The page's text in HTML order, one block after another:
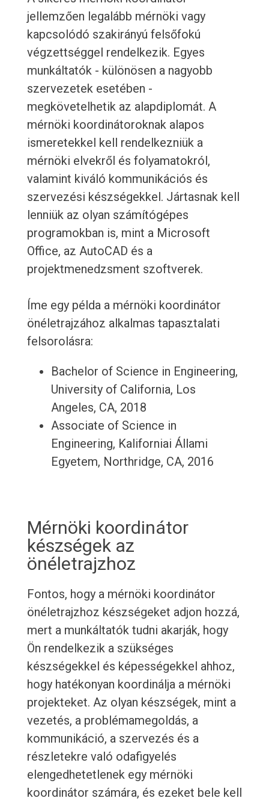
jellemzően legalább mérnöki vagy
kapcsolódó szakirányú felsőfokú
végzettséggel rendelkezik. Egyes
munkáltatók - különösen a nagyobb
szervezetek esetében -
megkövetelhetik az alapdiplomát. A
mérnöki koordinátoroknak alapos
ismeretekkel kell rendelkezniük a
mérnöki elvekről és folyamatokról,
valamint kiváló kommunikációs és
szervezési készségekkel. Jártasnak kell
lenniük az olyan számítógépes
programokban is, mint a Microsoft
Office, az AutoCAD és a
projektmenedzsment szoftverek.
Íme egy példa a mérnöki koordinátor
önéletrajzához alkalmas tapasztalati
felsorolásra:
Bachelor of Science in Engineering,
University of California, Los
Angeles, CA, 2018
Associate of Science in
Engineering, Kaliforniai Állami
Egyetem, Northridge, CA, 2016
Mérnöki koordinátor
készségek az
önéletrajzhoz
Fontos, hogy a mérnöki koordinátor
önéletrajzhoz készségeket adjon hozzá,
mert a munkáltatók tudni akarják, hogy
Ön rendelkezik a szükséges
készségekkel és képességekkel ahhoz,
hogy hatékonyan koordinálja a mérnöki
projekteket. Az olyan készségek, mint a
vezetés, a problémamegoldás, a
kommunikáció, a szervezés és a
részletekre való odafigyelés
elengedhetetlenek egy mérnöki
koordinátor számára, és ezeket bele kell